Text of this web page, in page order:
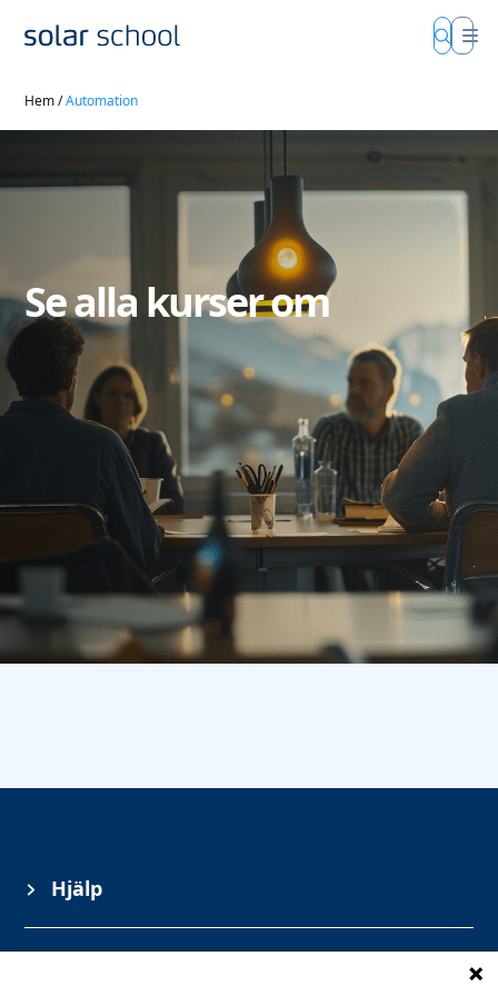
Hem/Automation
Se alla kurser om
Hjälp